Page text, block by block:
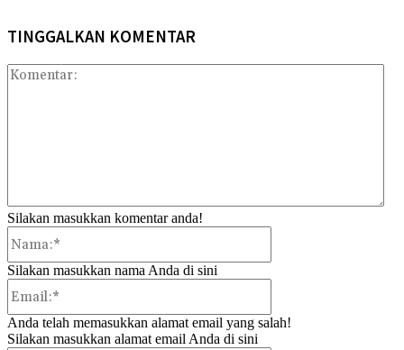
TINGGALKAN KOMENTAR
Silakan masukkan komentar anda!
Silakan masukkan nama Anda di sini
Anda telah memasukkan alamat email yang salah!
Silakan masukkan alamat email Anda di sini